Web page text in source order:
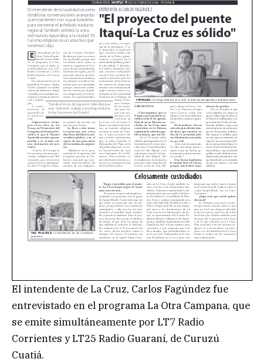
El intendente de La Cruz, Carlos Fagúndez fue
entrevistado en el programa La Otra Campana, que
se emite simultáneamente por LT7 Radio
Corrientes y LT25 Radio Guaraní, de Curuzú
Cuatiá.